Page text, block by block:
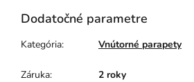
Dodatočné parametre
Kategória: Vnútorné parapety
Záruka: 2 roky